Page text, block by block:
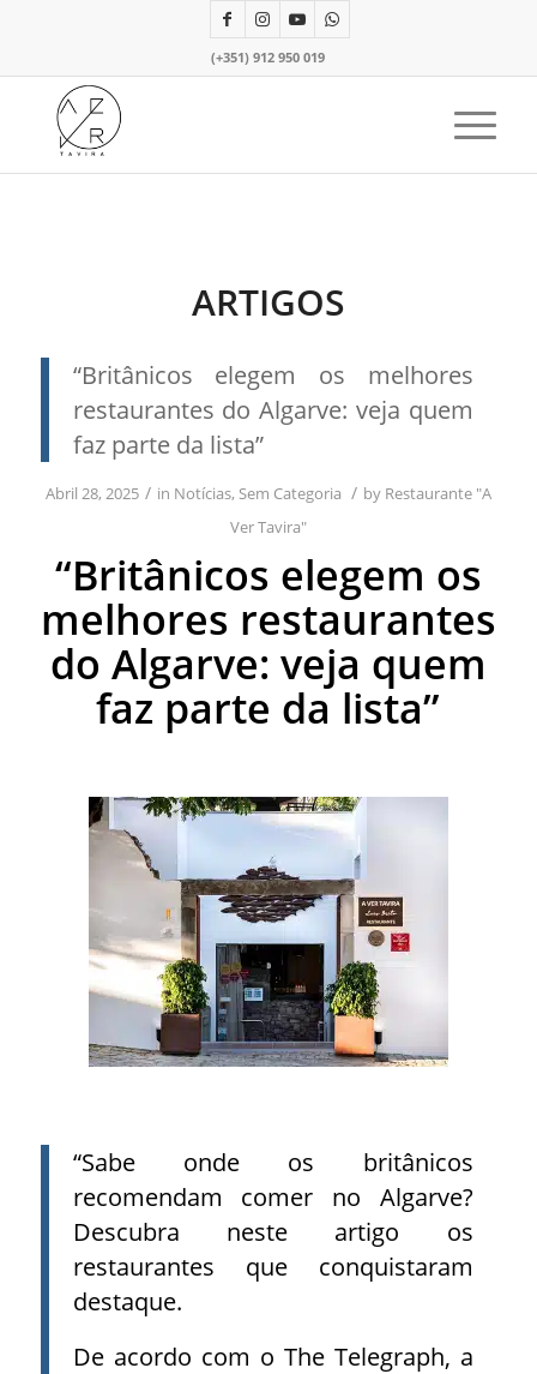
(+351) 912 950 019
ARTIGOS
“Britânicos elegem os melhores
restaurantes do Algarve: veja quem
faz parte da lista”
Abril 28, 2025 / in Notícias, Sem Categoria / by Restaurante "A
Ver Tavira"
“Britânicos elegem os
melhores restaurantes
do Algarve: veja quem
faz parte da lista”
“Sabe onde os britânicos
recomendam comer no Algarve?
Descubra neste artigo os
restaurantes que conquistaram
destaque.
De acordo com o The Telegraph, a